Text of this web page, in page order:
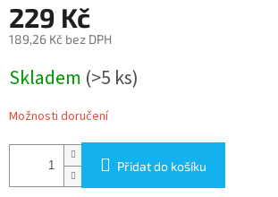
229 Kč
189,26 Kč bez DPH
cena:
Skladem (>5 ks)
Možnosti doručení
Přidat do košíku